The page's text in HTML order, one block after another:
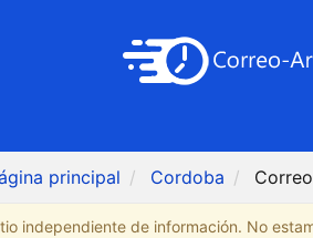
principal Cordoba
independiente de información. No